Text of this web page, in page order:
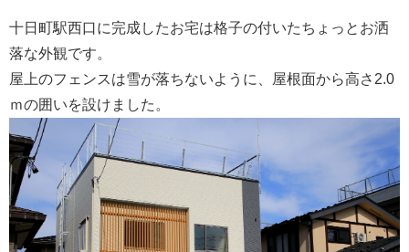
実例集
ブログ
イベント
十日町駅西口に完成したお宅は格子の付いたちょっとお洒
落な外観です。
屋上のフェンスは雪が落ちないように、屋根面から高さ2.0
ｍの囲いを設けました。